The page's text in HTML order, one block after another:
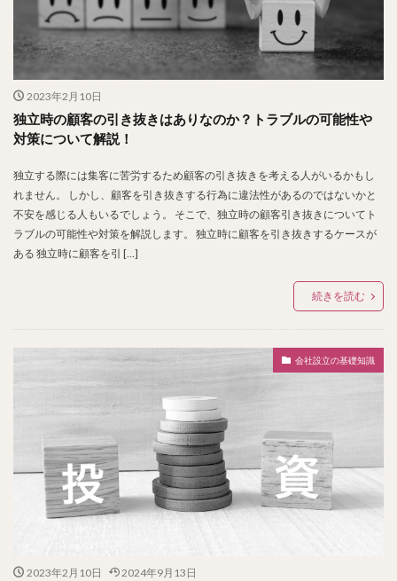
2023年2月10日
独立時の顧客の引き抜きはありなのか？トラブルの可能性や
対策について解説！
独立する際には集客に苦労するため顧客の引き抜きを考える人がいるかもし
れません。 しかし、顧客を引き抜きする行為に違法性があるのではないかと
不安を感じる人もいるでしょう。 そこで、独立時の顧客引き抜きについてト
ラブルの可能性や対策を解説します。 独立時に顧客を引き抜きするケースが
ある 独立時に顧客を引 […]
続きを読む
会社設立の基礎知識
2023年2月10日 2024年9月13日